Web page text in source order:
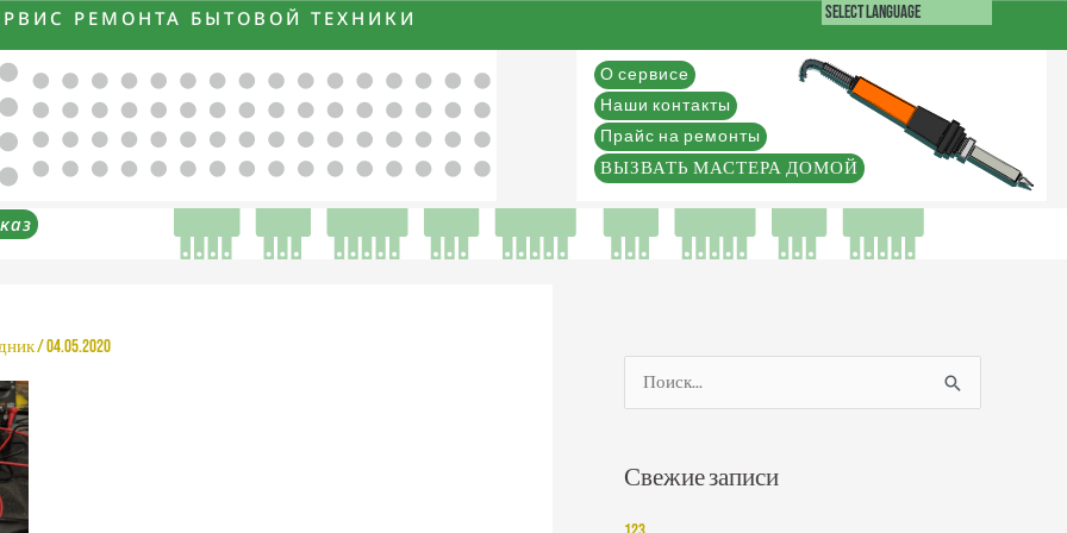
РЕМОНТА БЫТОВОЙ ТЕХНИКИ
О сервисе
Наши контакты
Прайс на ремонты
ВЫЗВАТЬ МАСТЕРА ДОМОЙ
/04.05.2020
Свежие записи